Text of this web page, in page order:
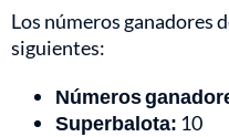
Los números ganadores
siguientes:
Números
Superbalota: 10